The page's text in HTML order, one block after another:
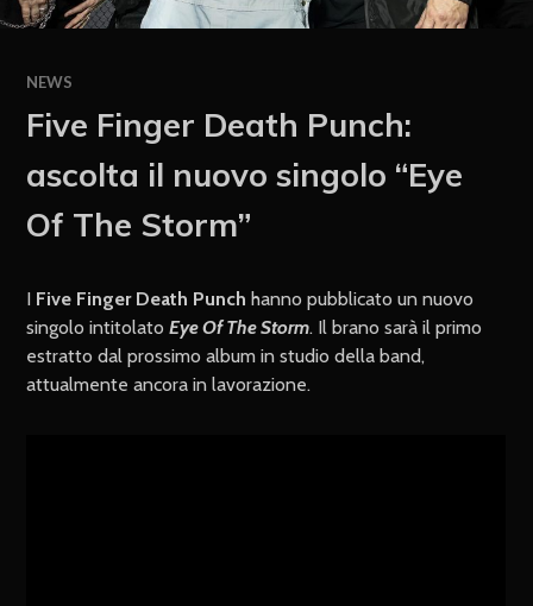
NEWS
Five Finger Death Punch:
ascolta il nuovo singolo “Eye
Of The Storm”
I Five Finger Death Punch hanno pubblicato un nuovo
singolo intitolatoEye Of The Storm. Il brano sarà il primo
estratto dal prossimo album in studio della band,
attualmente ancora in lavorazione.